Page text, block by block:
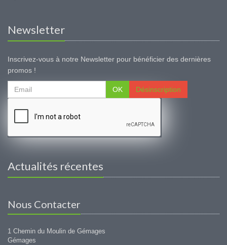
Newsletter
Inscrivez-vous à notre Newsletter pour bénéficier des dernières
promos !
OK Désinscription
Actualités récentes
Nous Contacter
1 Chemin du Moulin de Gémages
Gémages